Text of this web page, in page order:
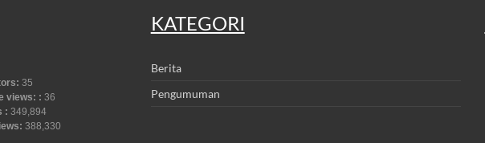
35
views: : 36
: 349,894
388,330
KATEGORI
Berita
Pengumuman